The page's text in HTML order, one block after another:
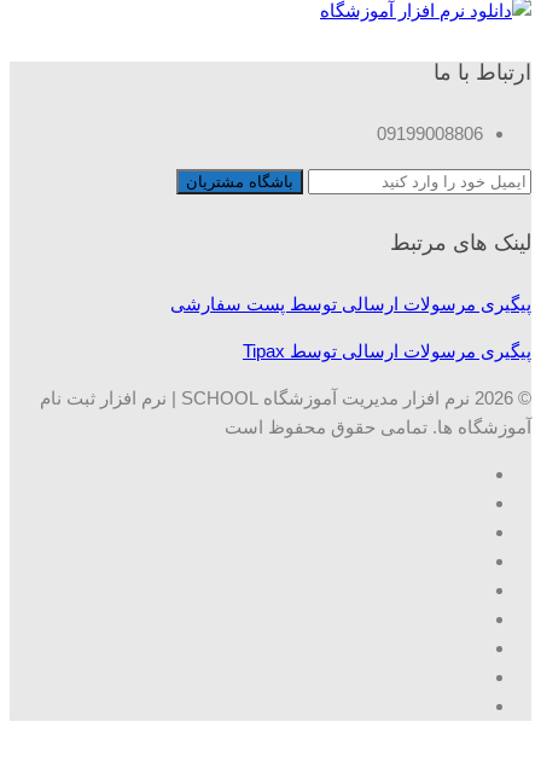
ارتباط با ما
09199008806
لینک های مرتبط
پیگیری مرسولات ارسالی توسط پست سفارشی
پیگیری مرسولات ارسالی توسط Tipax
© 2026 نرم افزار مدیریت آموزشگاه SCHOOL | نرم افزار ثبت نام
آموزشگاه ها. تمامی حقوق محفوظ است